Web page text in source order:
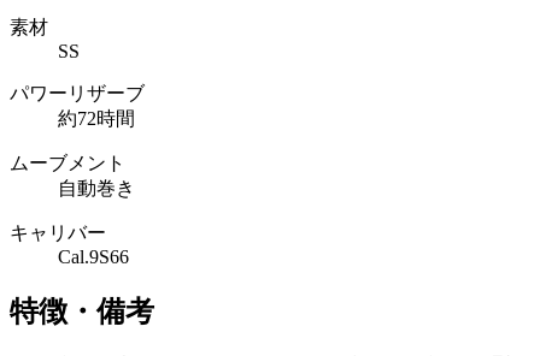
素材
SS
パワーリザーブ
約72時間
ムーブメント
自動巻き
キャリバー
Cal.9S66
特徴・備考